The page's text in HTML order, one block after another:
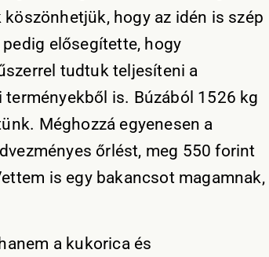
hogy az idén is szép
elősegítette, hogy
tudtuk teljesíteni a
terményekből is. Búzából 1526 kg
Méghozzá egyenesen a
őrlést, meg 550 forint
is egy bakancsot magamnak,
a kukorica és